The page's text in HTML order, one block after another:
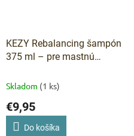
KEZY Rebalancing šampón
375 ml – pre mastnú
Skladom (1 ks)
€9,95
Do košíka